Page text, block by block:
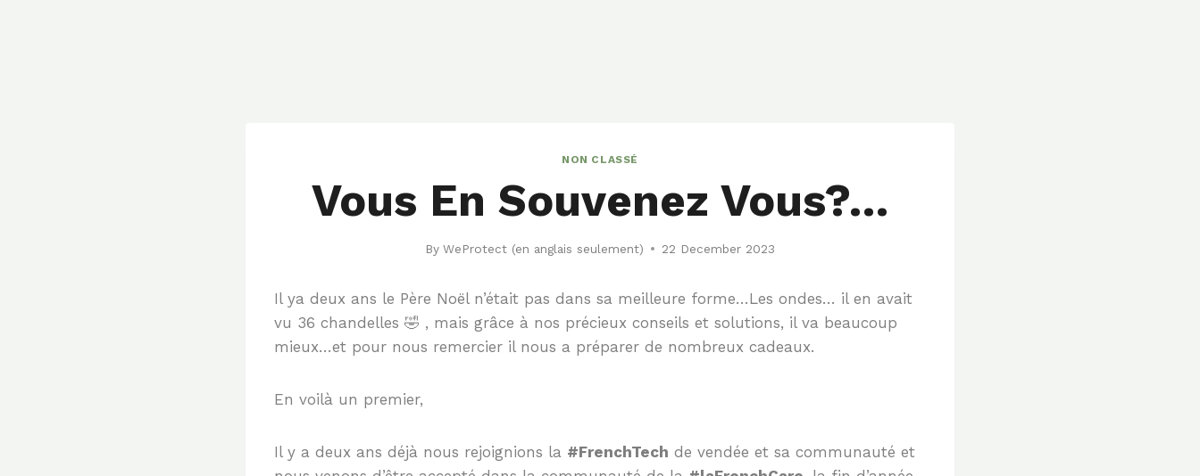
NON CLASSÉ
Vous En Souvenez Vous?…
By WeProtect (en anglais seulement) 22 December 2023
Il ya deux ans le Père Noël n’était pas dans sa meilleure forme…Les ondes… il en avait
vu 36 chandelles 🤣 , mais grâce à nos précieux conseils et solutions, il va beaucoup
mieux…et pour nous remercier il nous a préparer de nombreux cadeaux.
En voilà un premier,
Il y a deux ans déjà nous rejoignions la #FrenchTech de vendée et sa communauté et